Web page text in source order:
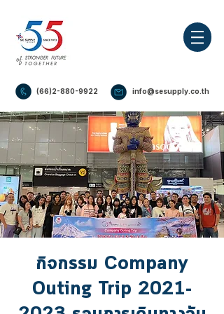
(66)2-880-9922 info@sesupply.co.th
กิจกรรม Company
Outing Trip 2021-